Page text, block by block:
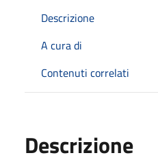
Descrizione
A cura di
Contenuti correlati
Descrizione